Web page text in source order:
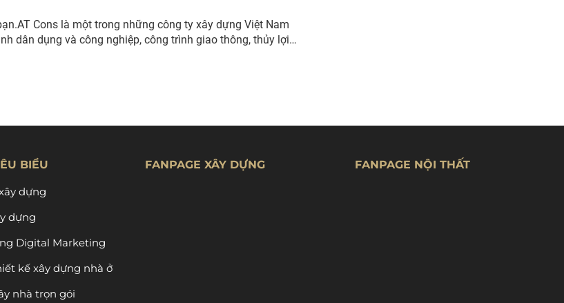
Cons là một trong những công ty xây dựng Việt Nam
dân dụng và công nghiệp, công trình giao thông, thủy lợi…
BIỂU
dựng
dựng
Digital Marketing
kế xây dựng nhà ở
nhà trọn gói
FANPAGE XÂY DỰNG FANPAGE NỘI THẤT